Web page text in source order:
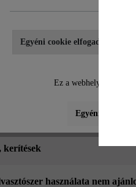
kőrendszernek
, kerítések
használata nem
Egyéni cookie elfogadása
Ez a webhely cookie-
Egyéni